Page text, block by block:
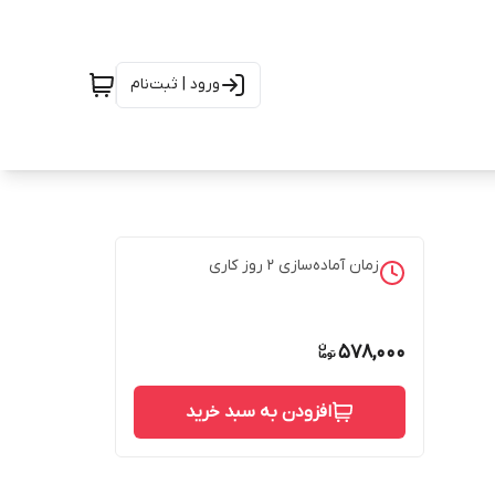
ورود | ثبت‌نام
زمان آماده‌سازی 2 روز کاری
578,000
افزودن به سبد خرید